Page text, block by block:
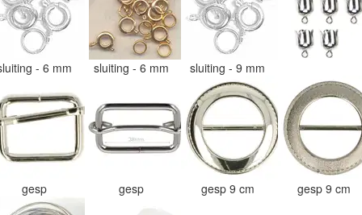
- 6 mm sluiting - 6 mm sluiting - 9 mm
gesp gesp gesp 9 cm gesp 9 cm